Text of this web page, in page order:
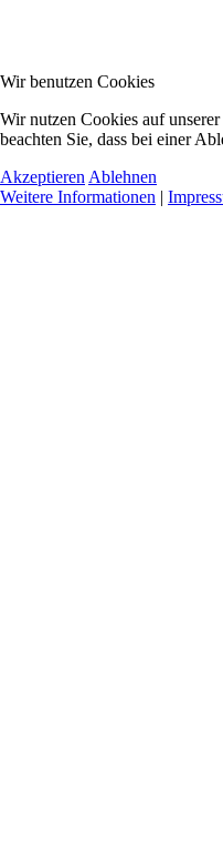
Wir benutzen Cookies
Wir nutzen Cookies auf
beachten Sie, dass bei einer
Akzeptieren Ablehnen
Weitere Informationen |